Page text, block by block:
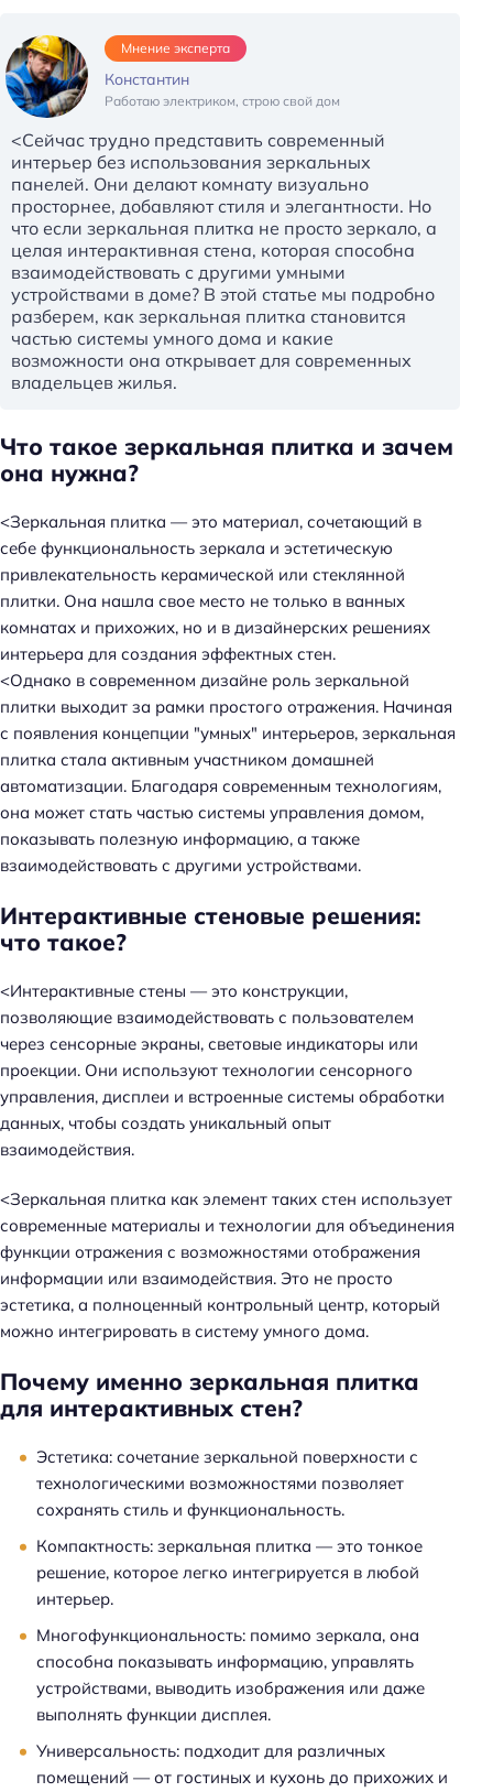
Мнение эксперта
Константин
Работаю электриком, строю свой дом
<Сейчас трудно представить современный
интерьер без использования зеркальных
панелей. Они делают комнату визуально
просторнее, добавляют стиля и элегантности. Но
что если зеркальная плитка не просто зеркало, а
целая интерактивная стена, которая способна
взаимодействовать с другими умными
устройствами в доме? В этой статье мы подробно
разберем, как зеркальная плитка становится
частью системы умного дома и какие
возможности она открывает для современных
владельцев жилья.
Что такое зеркальная плитка и зачем
она нужна?
<Зеркальная плитка — это материал, сочетающий в
себе функциональность зеркала и эстетическую
привлекательность керамической или стеклянной
плитки. Она нашла свое место не только в ванных
комнатах и прихожих, но и в дизайнерских решениях
интерьера для создания эффектных стен.
<Однако в современном дизайне роль зеркальной
плитки выходит за рамки простого отражения. Начиная
с появления концепции "умных" интерьеров, зеркальная
плитка стала активным участником домашней
автоматизации. Благодаря современным технологиям,
она может стать частью системы управления домом,
показывать полезную информацию, а также
взаимодействовать с другими устройствами.
Интерактивные стеновые решения:
что такое?
<Интерактивные стены — это конструкции,
позволяющие взаимодействовать с пользователем
через сенсорные экраны, световые индикаторы или
проекции. Они используют технологии сенсорного
управления, дисплеи и встроенные системы обработки
данных, чтобы создать уникальный опыт
взаимодействия.
<Зеркальная плитка как элемент таких стен использует
современные материалы и технологии для объединения
функции отражения с возможностями отображения
информации или взаимодействия. Это не просто
эстетика, а полноценный контрольный центр, который
можно интегрировать в систему умного дома.
Почему именно зеркальная плитка
для интерактивных стен?
Эстетика: сочетание зеркальной поверхности с
технологическими возможностями позволяет
сохранять стиль и функциональность.
Компактность: зеркальная плитка — это тонкое
решение, которое легко интегрируется в любой
интерьер.
Многофункциональность: помимо зеркала, она
способна показывать информацию, управлять
устройствами, выводить изображения или даже
выполнять функции дисплея.
Универсальность: подходит для различных
помещений — от гостиных и кухонь до прихожих и